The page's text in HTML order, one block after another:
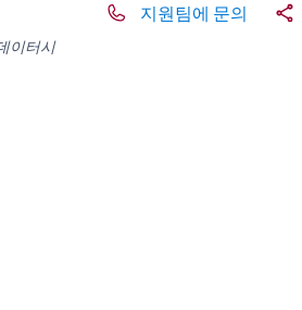
이터시
지원팀에 문의